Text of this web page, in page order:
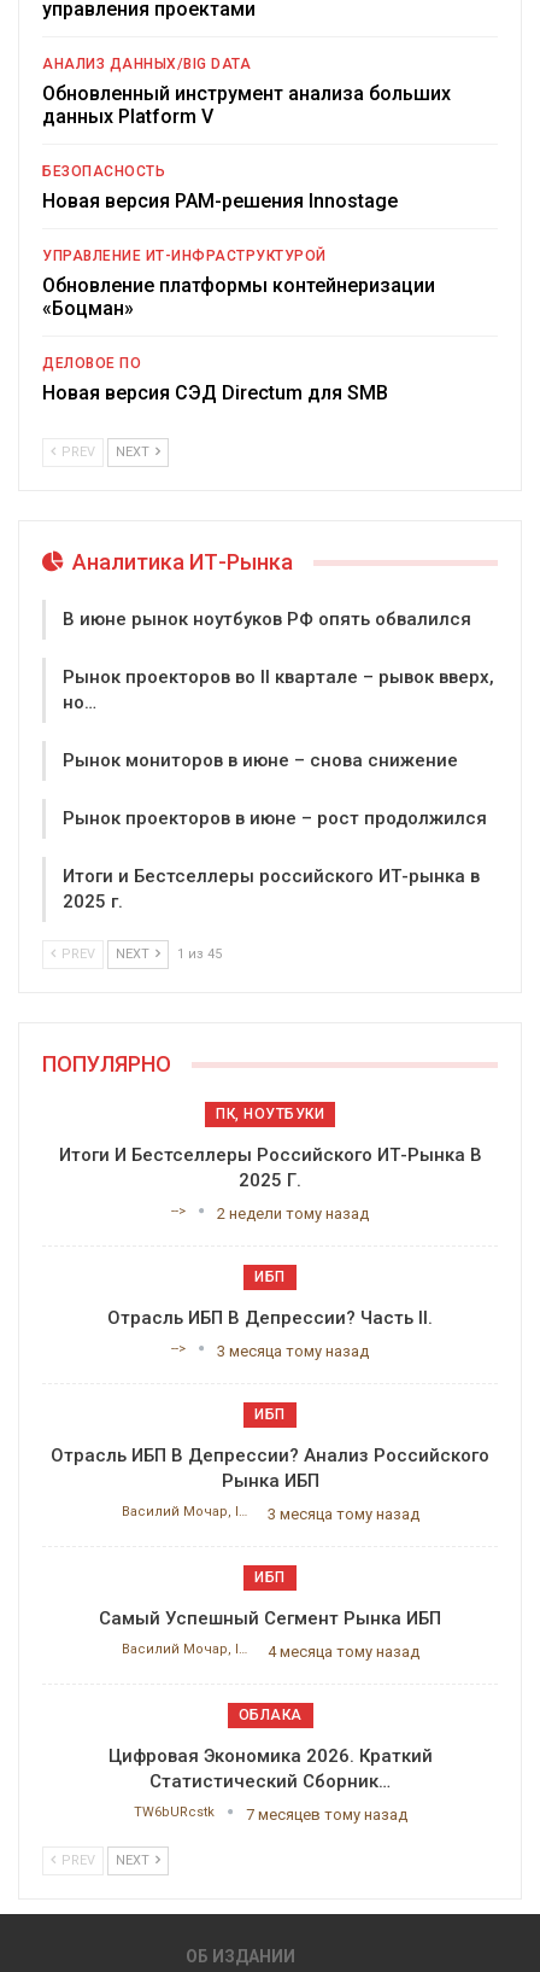
управления проектами
АНАЛИЗ ДАННЫХ/BIG DATA
Обновленный инструмент анализа больших
данных Platform V
БЕЗОПАСНОСТЬ
Новая версия PAM-решения Innostage
УПРАВЛЕНИЕ ИТ-ИНФРАСТРУКТУРОЙ
Обновление платформы контейнеризации
«Боцман»
ДЕЛОВОЕ ПО
Новая версия СЭД Directum для SMB
PREV NEXT
Аналитика ИТ-Рынка
В июне рынок ноутбуков РФ опять обвалился
Рынок проекторов во II квартале – рывок вверх,
но…
Рынок мониторов в июне – снова снижение
Рынок проекторов в июне – рост продолжился
Итоги и Бестселлеры российского ИТ-рынка в
2025 г.
PREV NEXT 1 из 45
ПОПУЛЯРНО
ПК, НОУТБУКИ
Итоги И Бестселлеры Российского ИТ-Рынка В
2025 Г.
--> 2 недели тому назад
ИБП
Отрасль ИБП В Депрессии? Часть II.
--> 3 месяца тому назад
ИБП
Отрасль ИБП В Депрессии? Анализ Российского
Рынка ИБП
Василий Мочар, ITResearch 3 месяца тому назад
ИБП
Самый Успешный Сегмент Рынка ИБП
Василий Мочар, ITResearch 4 месяца тому назад
ОБЛАКА
Цифровая Экономика 2026. Краткий
Статистический Сборник…
TW6bURcstk 7 месяцев тому назад
PREV NEXT
ОБ ИЗДАНИИ